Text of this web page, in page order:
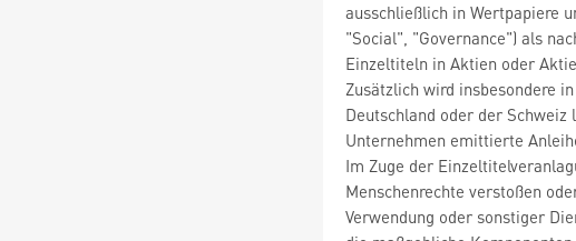
ausschließlich in Wertpapiere
"Social", "Governance") als
Einzeltiteln in Aktien oder
Zusätzlich wird insbesondere
Deutschland oder der
Unternehmen emittierte
Im Zuge der
Menschenrechte verstoßen
Verwendung oder sonstiger